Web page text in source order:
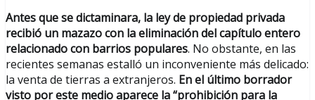
Antes que se dictaminara, la ley de propiedad privada
recibió un mazazo con la eliminación del capítulo entero
relacionado con barrios populares. No obstante, en las
recientes semanas estalló un inconveniente más delicado:
la venta de tierras a extranjeros. En el último borrador
visto por este medio aparece la “prohibición para la